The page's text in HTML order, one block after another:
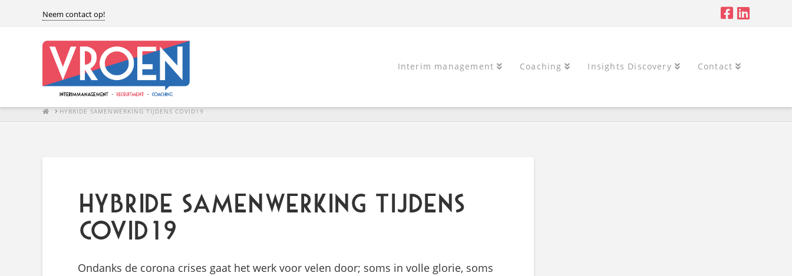
Neem contact op!
Interim management Coaching Insights Discovery Contact
HOMEHYBRIDE SAMENWERKING TIJDENS COVID19
Hybride samenwerking tijdens
Covid19
Ondanks de corona crises gaat het werk voor velen door; soms in volle glorie, soms